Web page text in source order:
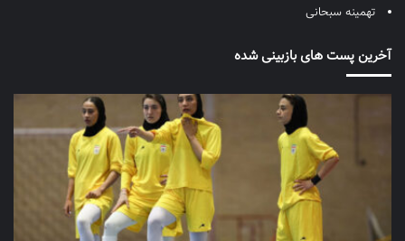
تهمینه سبحانی
آخرین پست های بازبینی شده